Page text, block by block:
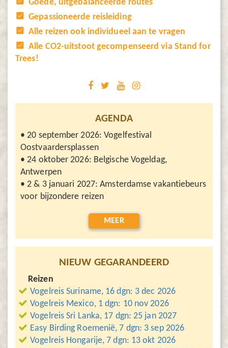
Goede, uitgebalanceerde routes
Gepassioneerde reisleiding
Alle reizen ook individueel aan te vragen
Alle CO2-uitstoot gecompenseerd via Stand for
Trees!
AGENDA
• 20 september 2026: Vogelfestival
Oostvaardersplassen
• 24 oktober 2026: Belgische Vogeldag,
Antwerpen
• 2 & 3 januari 2027: Amsterdamse vakantiebeurs
voor bijzondere reizen
MEER
NIEUW GEGARANDEERD
Reizen
Vogelreis Suriname, 16 dgn: 3 dec 2026
Vogelreis Mexico, 1 dgn: 10 nov 2026
Vogelreis Sri Lanka, 17 dgn: 25 jan 2027
Easy Birding Roemenië, 7 dgn: 3 sep 2026
Vogelreis Hongarije, 7 dgn: 13 okt 2026